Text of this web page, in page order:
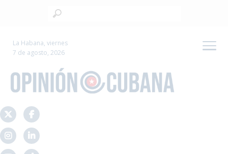
La Habana, viernes
7 de agosto, 2026